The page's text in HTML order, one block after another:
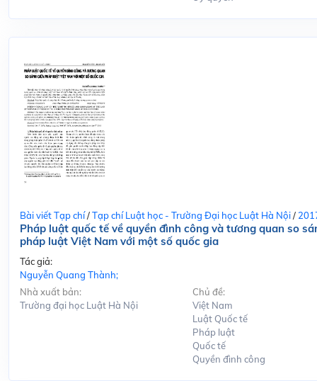
Bài viết Tạp chí/Tạp chí Luật học - Trường Đại học Luật Hà Nội/
Pháp luật quốc tế về quyền đình công và tương quan so
pháp luật Việt Nam với một số quốc gia
Tác giả:
Nguyễn Quang Thành;
Nhà xuất bản:
Trường đại học Luật Hà Nội
Chủ đề:
Việt Nam
Luật Quốc tế
Pháp luật
Quốc tế
Quyền đình công